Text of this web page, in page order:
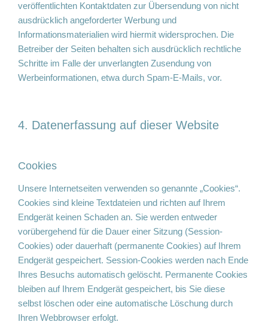
veröffentlichten Kontaktdaten zur Übersendung von nicht
ausdrücklich angeforderter Werbung und
Informationsmaterialien wird hiermit widersprochen. Die
Betreiber der Seiten behalten sich ausdrücklich rechtliche
Schritte im Falle der unverlangten Zusendung von
Werbeinformationen, etwa durch Spam-E-Mails, vor.
4. Datenerfassung auf dieser Website
Cookies
Unsere Internetseiten verwenden so genannte „Cookies“.
Cookies sind kleine Textdateien und richten auf Ihrem
Endgerät keinen Schaden an. Sie werden entweder
vorübergehend für die Dauer einer Sitzung (Session-
Cookies) oder dauerhaft (permanente Cookies) auf Ihrem
Endgerät gespeichert. Session-Cookies werden nach Ende
Ihres Besuchs automatisch gelöscht. Permanente Cookies
bleiben auf Ihrem Endgerät gespeichert, bis Sie diese
selbst löschen oder eine automatische Löschung durch
Ihren Webbrowser erfolgt.